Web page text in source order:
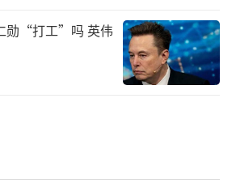
勋“打工”吗 英伟